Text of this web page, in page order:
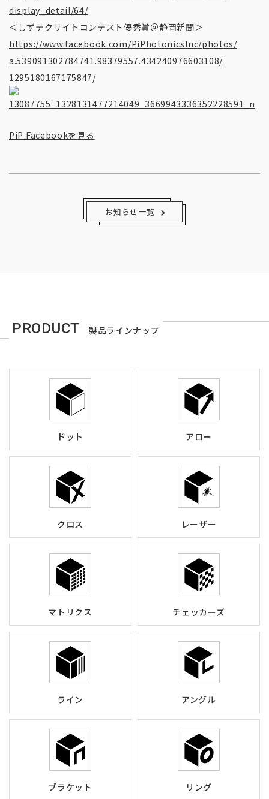
display_detail/64/
＜しずテクサイトコンテスト優秀賞＠静岡新聞＞
https://www.facebook.com/PiPhotonicsInc/photos/
a.539091302784741.98379557.434240976603108/
1295180167175847/
PiP Facebookを見る
お知らせ一覧
PRODUCT 製品ラインナップ
ドット アロー
クロス レーザー
マトリクス チェッカーズ
ライン アングル
ブラケット リング